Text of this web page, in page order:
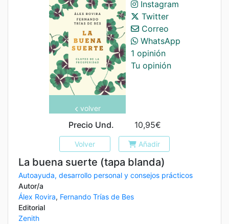
volver
Instagram
Twitter
Correo
WhatsApp
1 opinión
Tu opinión
Precio Und. 10,95€
Volver Añadir
La buena suerte (tapa blanda)
Autoayuda, desarrollo personal y consejos prácticos
Autor/a
Álex Rovira, Fernando Trías de Bes
Editorial
Zenith